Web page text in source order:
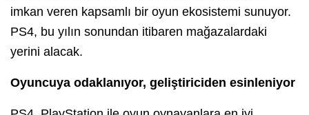
imkan veren kapsamlı bir oyun ekosistemi sunuyor.
PS4, bu yılın sonundan itibaren mağazalardaki
yerini alacak.
Oyuncuya odaklanıyor, geliştiriciden esinleniyor